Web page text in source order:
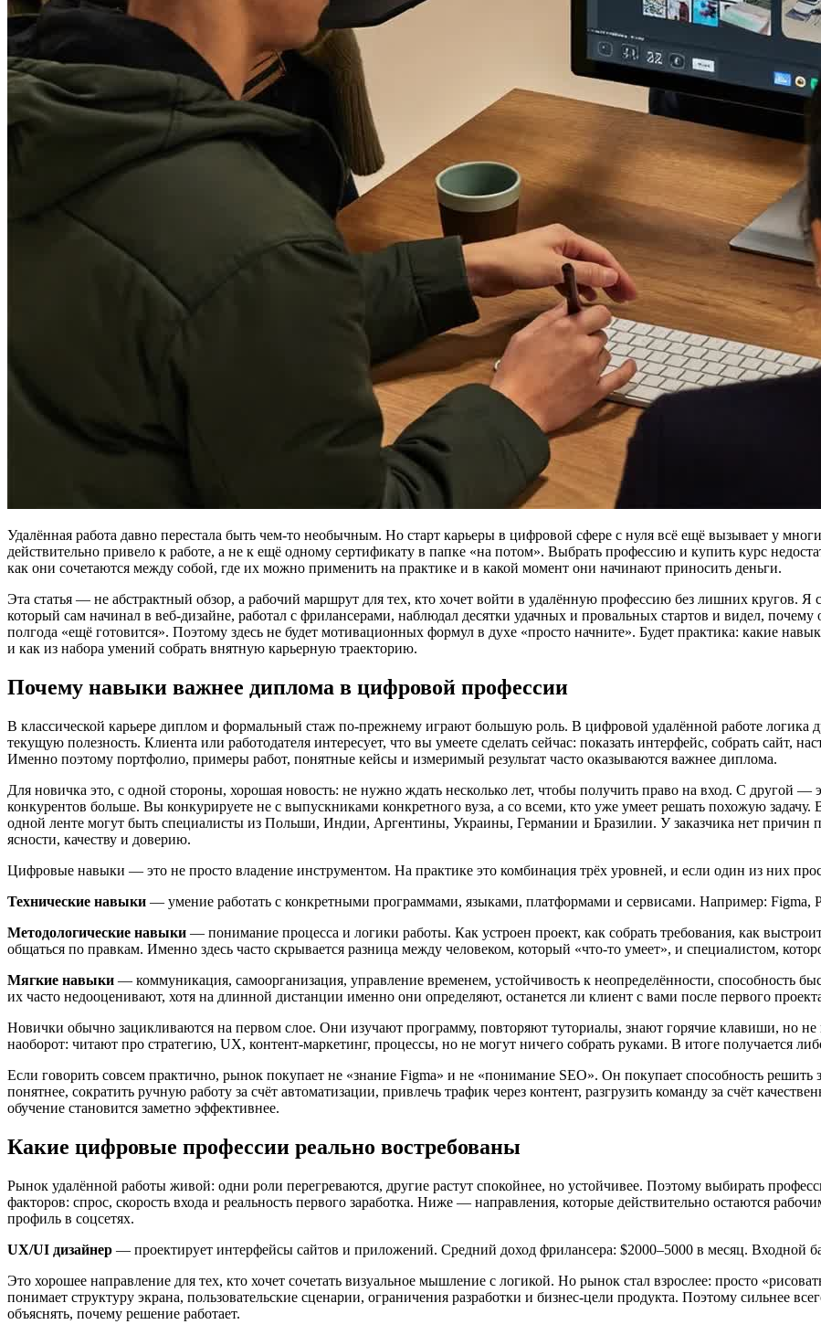
Удалённая работа давно перестала быть чем-то необычным. Но старт карьеры в цифровой сфере с нуля всё ещё вызывает у
действительно привело к работе, а не к ещё одному сертификату в папке «на потом». Выбрать профессию и купить курс
как они сочетаются между собой, где их можно применить на практике и в какой момент они начинают приносить деньги.
Эта статья — не абстрактный обзор, а рабочий маршрут для тех, кто хочет войти в удалённую профессию без лишних кругов. Я
который сам начинал в веб-дизайне, работал с фрилансерами, наблюдал десятки удачных и провальных стартов и видел,
полгода «ещё готовится». Поэтому здесь не будет мотивационных формул в духе «просто начните». Будет практика: какие
и как из набора умений собрать внятную карьерную траекторию.
Почему навыки важнее диплома в цифровой профессии
В классической карьере диплом и формальный стаж по-прежнему играют большую роль. В цифровой удалённой работе логика
текущую полезность. Клиента или работодателя интересует, что вы умеете сделать сейчас: показать интерфейс, собрать сайт,
Именно поэтому портфолио, примеры работ, понятные кейсы и измеримый результат часто оказываются важнее диплома.
Для новичка это, с одной стороны, хорошая новость: не нужно ждать несколько лет, чтобы получить право на вход. С другой —
конкурентов больше. Вы конкурируете не с выпускниками конкретного вуза, а со всеми, кто уже умеет решать похожую
одной ленте могут быть специалисты из Польши, Индии, Аргентины, Украины, Германии и Бразилии. У заказчика нет причин
ясности, качеству и доверию.
Цифровые навыки — это не просто владение инструментом. На практике это комбинация трёх уровней, и если один из них
Технические навыки — умение работать с конкретными программами, языками, платформами и сервисами. Например: Figma,
Методологические навыки — понимание процесса и логики работы. Как устроен проект, как собрать требования, как
общаться по правкам. Именно здесь часто скрывается разница между человеком, который «что-то умеет», и специалистом,
Мягкие навыки — коммуникация, самоорганизация, управление временем, устойчивость к неопределённости, способность
их часто недооценивают, хотя на длинной дистанции именно они определяют, останется ли клиент с вами после первого
Новички обычно зацикливаются на первом слое. Они изучают программу, повторяют туториалы, знают горячие клавиши, но не
наоборот: читают про стратегию, UX, контент-маркетинг, процессы, но не могут ничего собрать руками. В итоге получается
Если говорить совсем практично, рынок покупает не «знание Figma» и не «понимание SEO». Он покупает способность решить
понятнее, сократить ручную работу за счёт автоматизации, привлечь трафик через контент, разгрузить команду за счёт
обучение становится заметно эффективнее.
Какие цифровые профессии реально востребованы
Рынок удалённой работы живой: одни роли перегреваются, другие растут спокойнее, но устойчивее. Поэтому выбирать
факторов: спрос, скорость входа и реальность первого заработка. Ниже — направления, которые действительно остаются
профиль в соцсетях.
UX/UI дизайнер — проектирует интерфейсы сайтов и приложений. Средний доход фрилансера: $2000–5000 в месяц. Входной
Это хорошее направление для тех, кто хочет сочетать визуальное мышление с логикой. Но рынок стал взрослее: просто
понимает структуру экрана, пользовательские сценарии, ограничения разработки и бизнес-цели продукта. Поэтому сильнее
объяснять, почему решение работает.